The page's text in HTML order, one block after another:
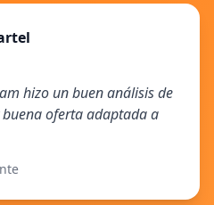
hizo un buen análisis de
oferta adaptada a